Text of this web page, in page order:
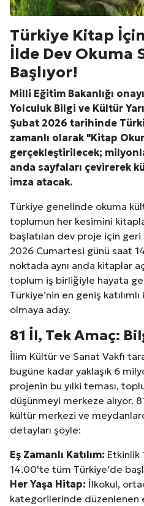
Türkiye Kitap
İlde Dev Okuma
Başlıyor!
Milli Eğitim Bakanlığı
Yolculuk Bilgi ve Kültür
Şubat 2026 tarihinde
zamanlı olarak "Kitap
gerçekleştirilecek;
anda sayfaları çevirerek
imza atacak.
Türkiye genelinde okuma
toplumun her kesimini
başlatılan dev proje için geri
2026 Cumartesi günü saat
noktada aynı anda kitaplar
toplum iş birliğiyle hayata
Türkiye’nin en geniş
olmaya aday.
81 İl, Tek Amaç:
İlim Kültür ve Sanat Vakfı
bugüne kadar yaklaşık 6
projenin bu yılki teması,
düşünmeyi merkeze alıyor.
kültür merkezi ve
detayları şöyle:
Eş Zamanlı Katılım: Etkinlik
14.00'te tüm Türkiye'de
Her Yaşa Hitap: İlkokul,
kategorilerinde düzenlenen
Kuzu Fileto Seçimi ve
Dar Tavanlı Alanlar İçin